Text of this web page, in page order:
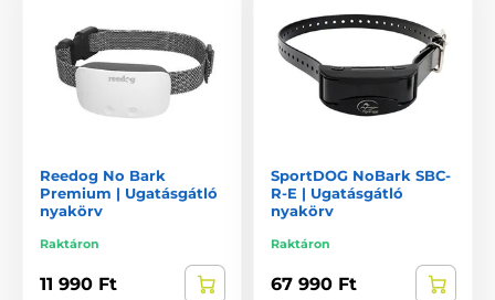
Reedog No Bark
Premium | Ugatásgátló
nyakörv
Raktáron
11 990 Ft
SportDOG NoBark SBC-
R-E | Ugatásgátló
nyakörv
Raktáron
67 990 Ft